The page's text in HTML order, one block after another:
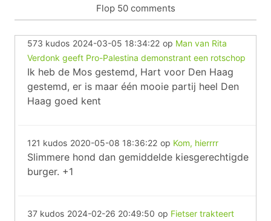
Flop 50 comments
573 kudos 2024-03-05 18:34:22 op Man van Rita
Verdonk geeft Pro-Palestina demonstrant een rotschop
Ik heb de Mos gestemd, Hart voor Den Haag
gestemd, er is maar één mooie partij heel Den
Haag goed kent
121 kudos 2020-05-08 18:36:22 op Kom, hierrrr
Slimmere hond dan gemiddelde kiesgerechtigde
burger. +1
37 kudos 2024-02-26 20:49:50 op Fietser trakteert